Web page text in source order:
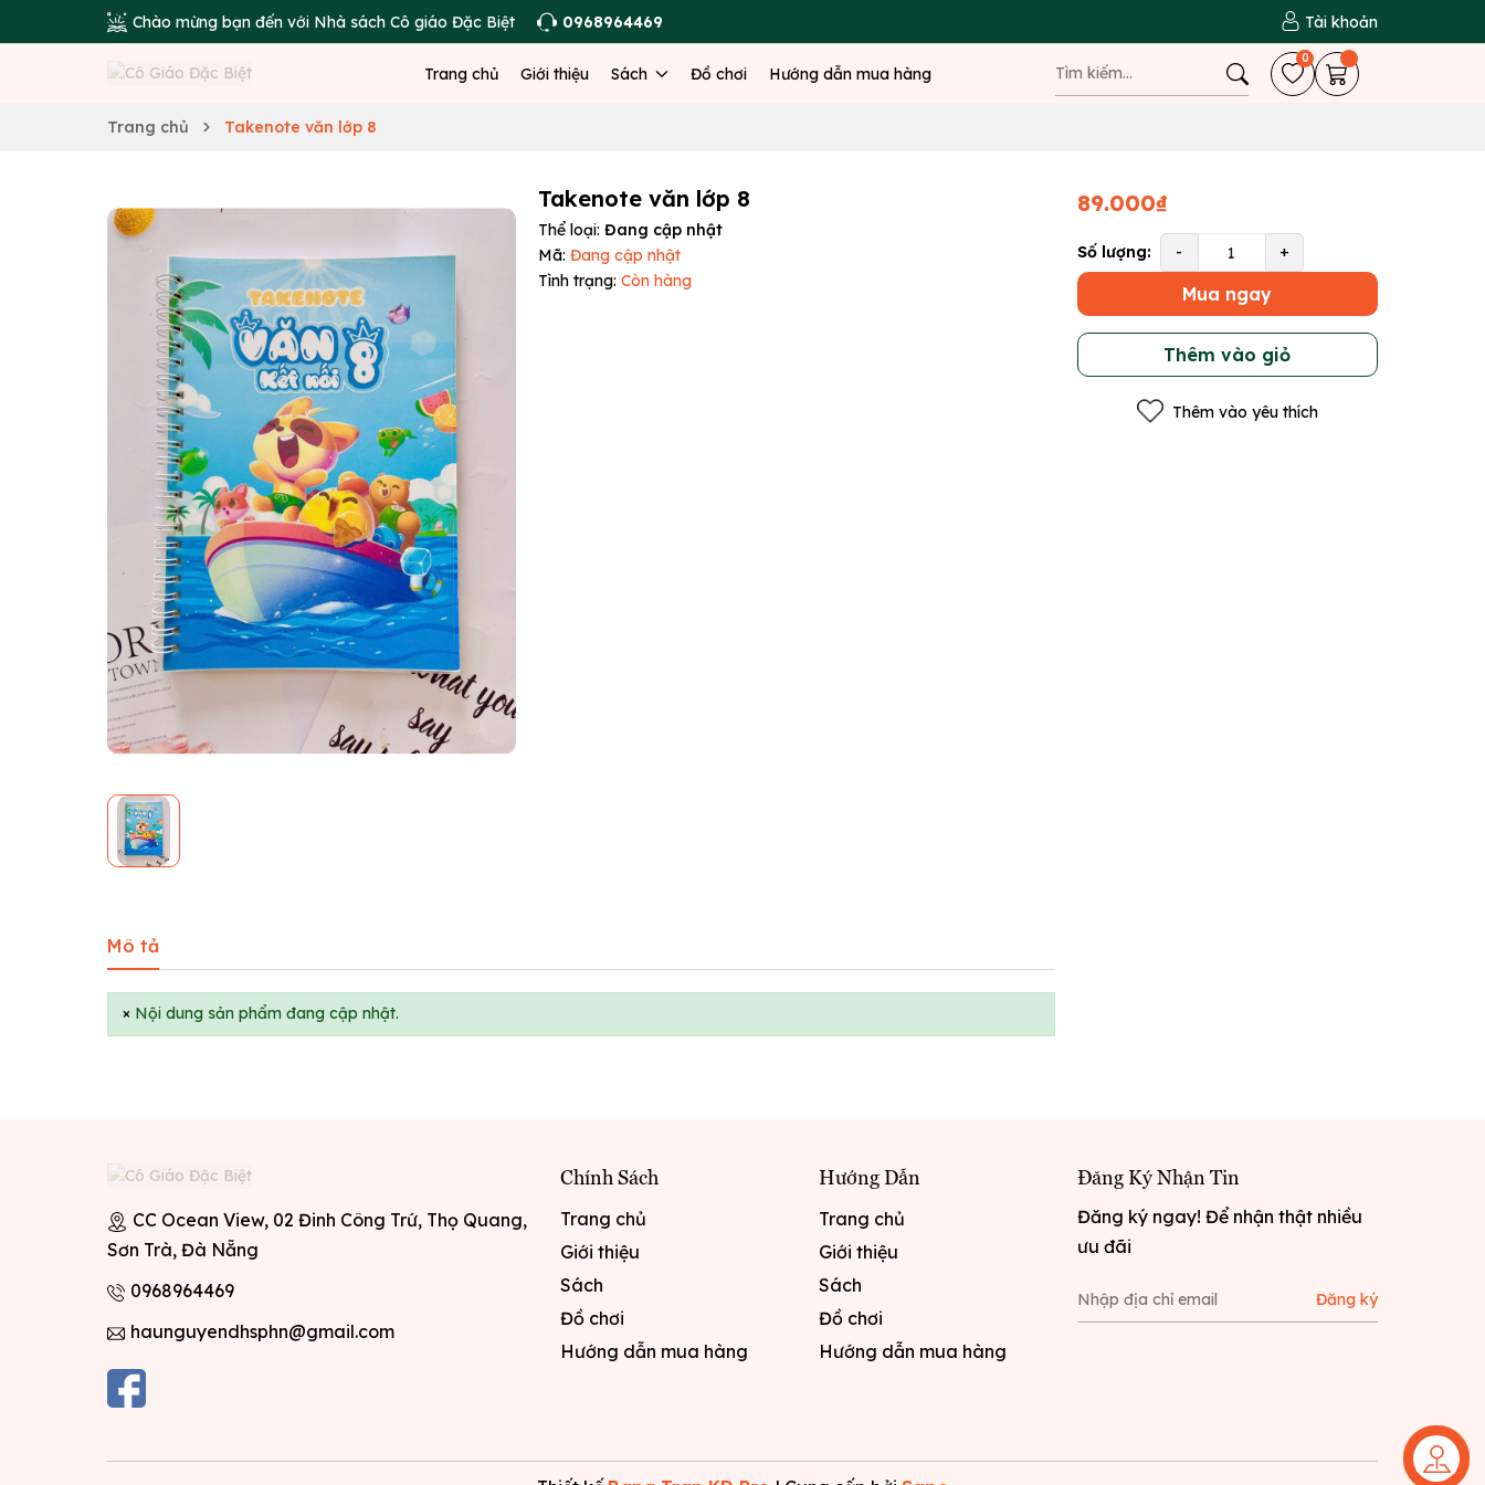
Chào mừng bạn đến với Nhà sách Cô giáo Đặc Biệt 0968964469 Tài khoản
Trang chủ Giới thiệu Sách Đồ chơi Hướng dẫn mua hàng
0
Trang chủ Takenote văn lớp 8
Takenote văn lớp 8
Thể loại: Đang cập nhật
Mã: Đang cập nhật
Tình trạng: Còn hàng
89.000₫
Số lượng: - +
Mua ngay
Thêm vào giỏ
Thêm vào yêu thích
Mô tả
× Nội dung sản phẩm đang cập nhật.
CC Ocean View, 02 Đinh Công Trứ, Thọ Quang,
Sơn Trà, Đà Nẵng
0968964469
haunguyendhsphn@gmail.com
Chính Sách
Trang chủ
Giới thiệu
Sách
Đồ chơi
Hướng dẫn mua hàng
Hướng Dẫn
Trang chủ
Giới thiệu
Sách
Đồ chơi
Hướng dẫn mua hàng
Đăng Ký Nhận Tin
Đăng ký ngay! Để nhận thật nhiều
ưu đãi
Đăng ký
Liên hệ